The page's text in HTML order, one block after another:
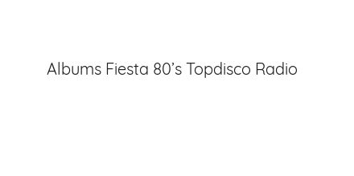
Albums Fiesta 80’s Topdisco Radio